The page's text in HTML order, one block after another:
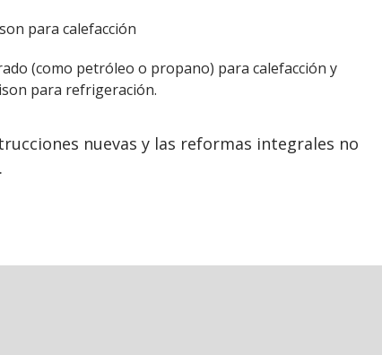
para calefacción
(como petróleo o propano) para calefacción y
para refrigeración.
nuevas y las reformas integrales no